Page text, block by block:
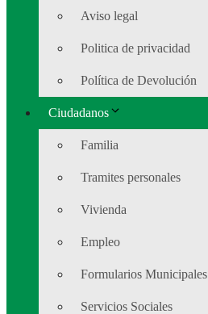
Aviso legal
Politica de privacidad
Política de Devolución
Ciudadanos
Familia
Tramites personales
Vivienda
Empleo
Formularios Municipales
Servicios Sociales